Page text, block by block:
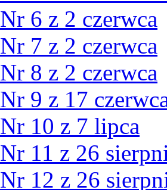
Nr 6 z 2 czerwca
Nr 7 z 2 czerwca
Nr 8 z 2 czerwca
Nr 9 z 17
Nr 10 z 7 lipca
Nr 11 z 26
Nr 12 z 26